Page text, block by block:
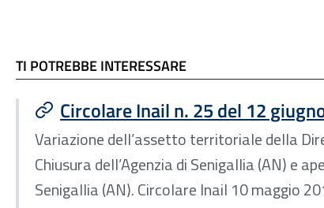
TI POTREBBE INTERESSARE
TI POTREBBE INTERESSARE
Circolare Inail n. 25 del 12
Variazione dell’assetto territoriale della
Chiusura dell’Agenzia di Senigallia (AN) e
Senigallia (AN). Circolare Inail 10 maggio